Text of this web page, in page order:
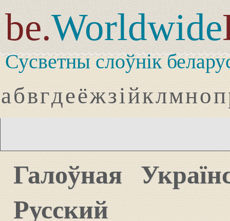
be.Worldwide
Сусветны слоўнік
абвгдеёжзійклмноп
Галоўная
Русский